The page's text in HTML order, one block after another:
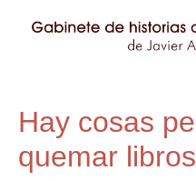
Hay cosas
quemar